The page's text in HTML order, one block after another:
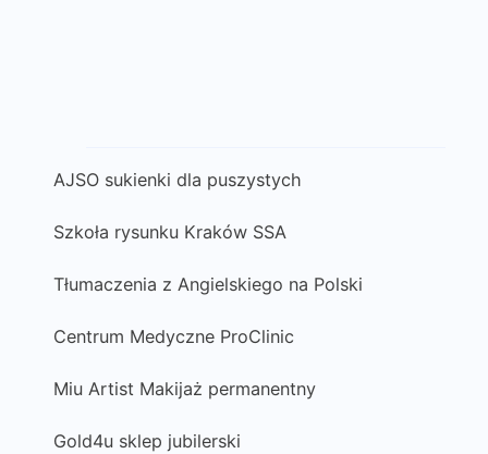
AJSO sukienki dla puszystych
Szkoła rysunku Kraków SSA
Tłumaczenia z Angielskiego na Polski
Centrum Medyczne ProClinic
Miu Artist Makijaż permanentny
Gold4u sklep jubilerski